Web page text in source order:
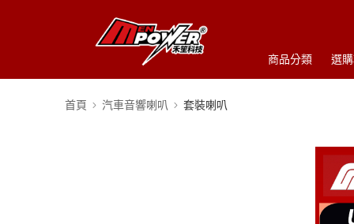
商品分類 選
首頁 汽車音響喇叭 套裝喇叭